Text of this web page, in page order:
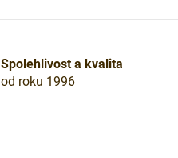
Spolehlivost a kvalita
od roku 1996